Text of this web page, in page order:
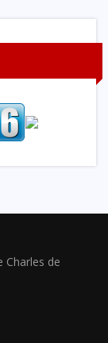
Charles de